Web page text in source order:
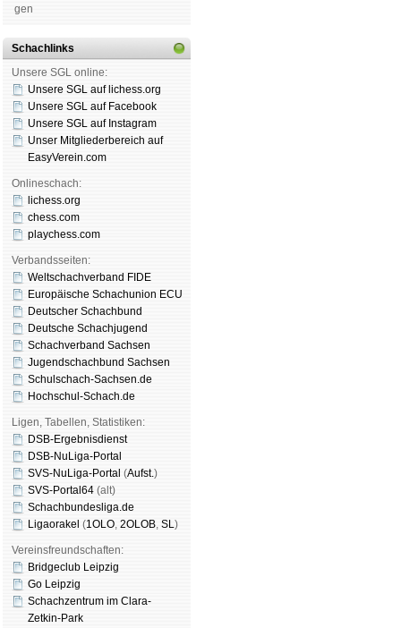
gen
Schachlinks
Unsere SGL online:
Unsere SGL auf li­chess.org
Unsere SGL auf Face­book
Unsere SGL auf Insta­gram
Unser Mitgliederbereich auf
EasyVerein.com
Onlineschach:
lichess.org
chess.com
playchess.com
Verbandsseiten:
Weltschachverband FIDE
Europäische Schachunion ECU
Deutscher Schachbund
Deutsche Schachjugend
Schachverband Sachsen
Jugendschachbund Sachsen
Schulschach-Sachsen.de
Hochschul-Schach.de
Ligen, Tabellen, Statistiken:
DSB-Ergebnisdienst
DSB-NuLiga-Portal
SVS-NuLiga-Portal (Aufst.)
SVS-Portal64 (alt)
Schachbundesliga.de
Ligaorakel (1OLO, 2OLOB, SL)
Vereinsfreundschaften:
Bridgeclub Leipzig
Go Leipzig
Schachzentrum im Clara-
Zetkin-Park